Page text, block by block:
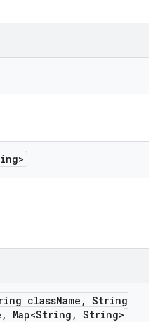
className , String
, Map<String , String>